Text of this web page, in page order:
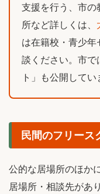
支援を行う、市
所など詳しくは、
は在籍校・青少
談ください。市
ト」も公開してい
民間のフリース
公的な居場所のほか
居場所・相談先があ